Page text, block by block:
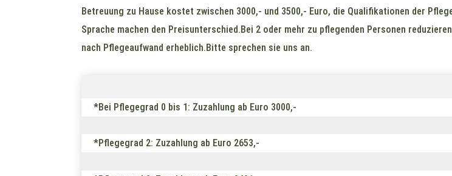
Betreuung zu Hause kostet zwischen 3000,- und 3500,- Euro, die Qualifikationen der
Sprache machen den Preisunterschied.Bei 2 oder mehr zu pflegenden Personen
nach Pflegeaufwand erheblich.Bitte sprechen sie uns an.
*Bei Pflegegrad 0 bis 1: Zuzahlung ab Euro 3000,-
*Pflegegrad 2: Zuzahlung ab Euro 2653,-